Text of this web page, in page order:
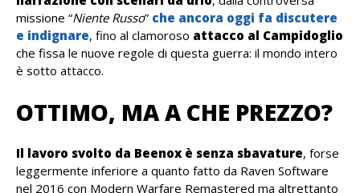
missione “Niente Russo” che ancora oggi fa discutere
e indignare, fino al clamoroso attacco al Campidoglio
che fissa le nuove regole di questa guerra: il mondo intero
è sotto attacco.
OTTIMO, MA A CHE PREZZO?
Il lavoro svolto da Beenox è senza sbavature, forse
leggermente inferiore a quanto fatto da Raven Software
nel 2016 con Modern Warfare Remastered ma altrettanto